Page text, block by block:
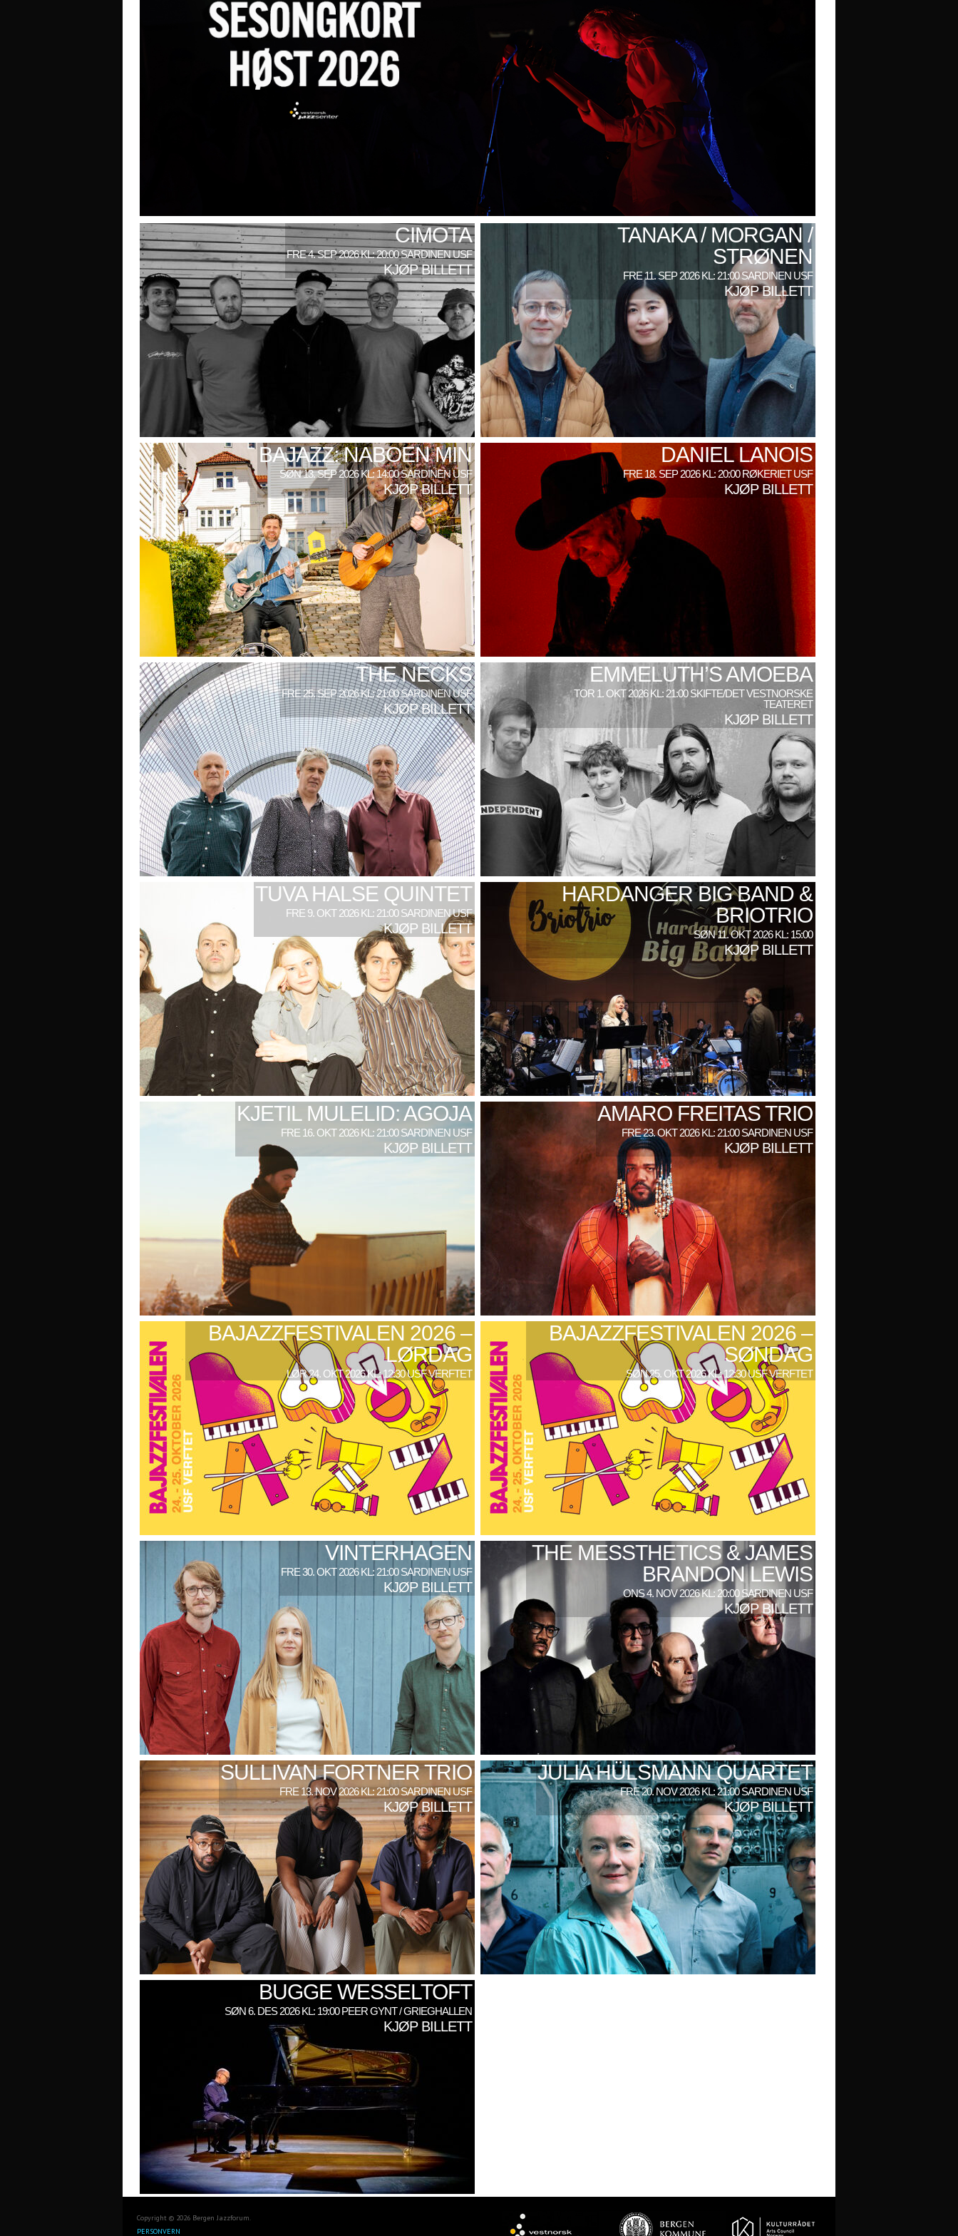
CIMOTA
FRE 4. SEP 2026 KL: 20:00 SARDINEN USF
KJØP BILLETT
TANAKA / MORGAN /
STRØNEN
FRE 11. SEP 2026 KL: 21:00 SARDINEN USF
KJØP BILLETT
BAJAZZ: NABOEN MIN
SØN 13. SEP 2026 KL: 14:00 SARDINEN USF
KJØP BILLETT
DANIEL LANOIS
FRE 18. SEP 2026 KL: 20:00 RØKERIET USF
KJØP BILLETT
THE NECKS
FRE 25. SEP 2026 KL: 21:00 SARDINEN USF
KJØP BILLETT
EMMELUTH’S AMOEBA
TOR 1. OKT 2026 KL: 21:00 SKIFTE/DET VESTNORSKE
TEATERET
KJØP BILLETT
TUVA HALSE QUINTET
FRE 9. OKT 2026 KL: 21:00 SARDINEN USF
KJØP BILLETT
HARDANGER BIG BAND &
BRIOTRIO
SØN 11. OKT 2026 KL: 15:00
KJØP BILLETT
KJETIL MULELID: AGOJA
FRE 16. OKT 2026 KL: 21:00 SARDINEN USF
KJØP BILLETT
AMARO FREITAS TRIO
FRE 23. OKT 2026 KL: 21:00 SARDINEN USF
KJØP BILLETT
BAJAZZFESTIVALEN 2026 –
LØRDAG
LØR 24. OKT 2026 KL: 12:30 USF VERFTET
BAJAZZFESTIVALEN 2026 –
SØNDAG
SØN 25. OKT 2026 KL: 12:30 USF VERFTET
VINTERHAGEN
FRE 30. OKT 2026 KL: 21:00 SARDINEN USF
KJØP BILLETT
THE MESSTHETICS & JAMES
BRANDON LEWIS
ONS 4. NOV 2026 KL: 20:00 SARDINEN USF
KJØP BILLETT
SULLIVAN FORTNER TRIO
FRE 13. NOV 2026 KL: 21:00 SARDINEN USF
KJØP BILLETT
JULIA HÜLSMANN QUARTET
FRE 20. NOV 2026 KL: 21:00 SARDINEN USF
KJØP BILLETT
BUGGE WESSELTOFT
SØN 6. DES 2026 KL: 19:00 PEER GYNT / GRIEGHALLEN
KJØP BILLETT
Copyright © 2026 Bergen Jazzforum.
PERSONVERN